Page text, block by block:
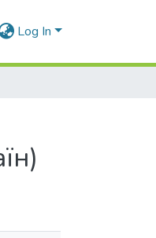
Log In